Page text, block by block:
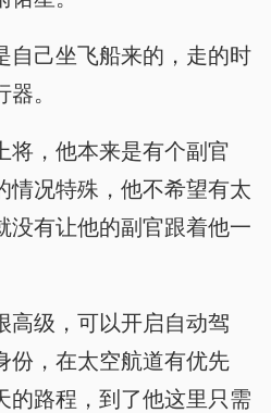
自己坐飞船来的，走的时
。
将，他本来是有个副官
情况特殊，他不希望有太
没有让他的副官跟着他一
高级，可以开启自动驾
份，在太空航道有优先
的路程，到了他这里只需